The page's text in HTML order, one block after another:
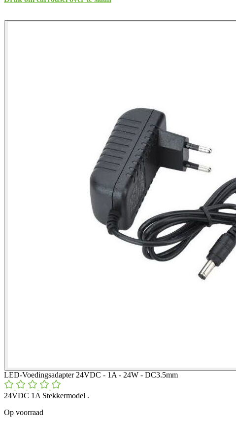
LED-Voedingsadapter 24VDC - 1A - 24W - DC3.5mm
24VDC 1A Stekkermodel .
Op voorraad